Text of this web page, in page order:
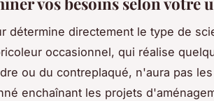
détermine directement le type de
occasionnel, qui réalise
ou du contreplaqué, n'aura pas
enchaînant les projets